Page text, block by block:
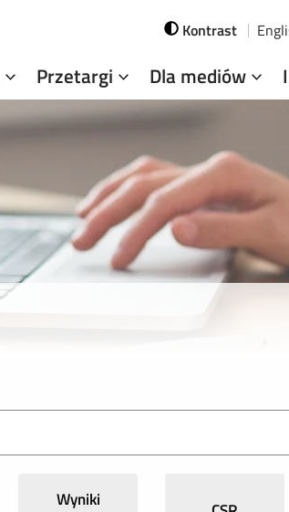
Przetargi Dla mediów
Kontrast
Wyniki